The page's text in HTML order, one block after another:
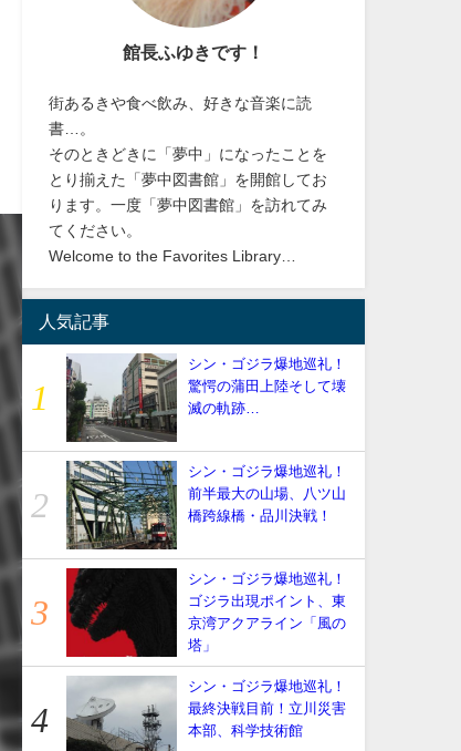
館長ふゆきです！
街あるきや食べ飲み、好きな音楽に読
書…。
そのときどきに「夢中」になったことを
とり揃えた「夢中図書館」を開館してお
ります。一度「夢中図書館」を訪れてみ
てください。
Welcome to the Favorites Library…
人気記事
シン・ゴジラ爆地巡礼！
驚愕の蒲田上陸そして壊
滅の軌跡…
シン・ゴジラ爆地巡礼！
前半最大の山場、八ツ山
橋跨線橋・品川決戦！
シン・ゴジラ爆地巡礼！
ゴジラ出現ポイント、東
京湾アクアライン「風の
塔」
シン・ゴジラ爆地巡礼！
最終決戦目前！立川災害
本部、科学技術館